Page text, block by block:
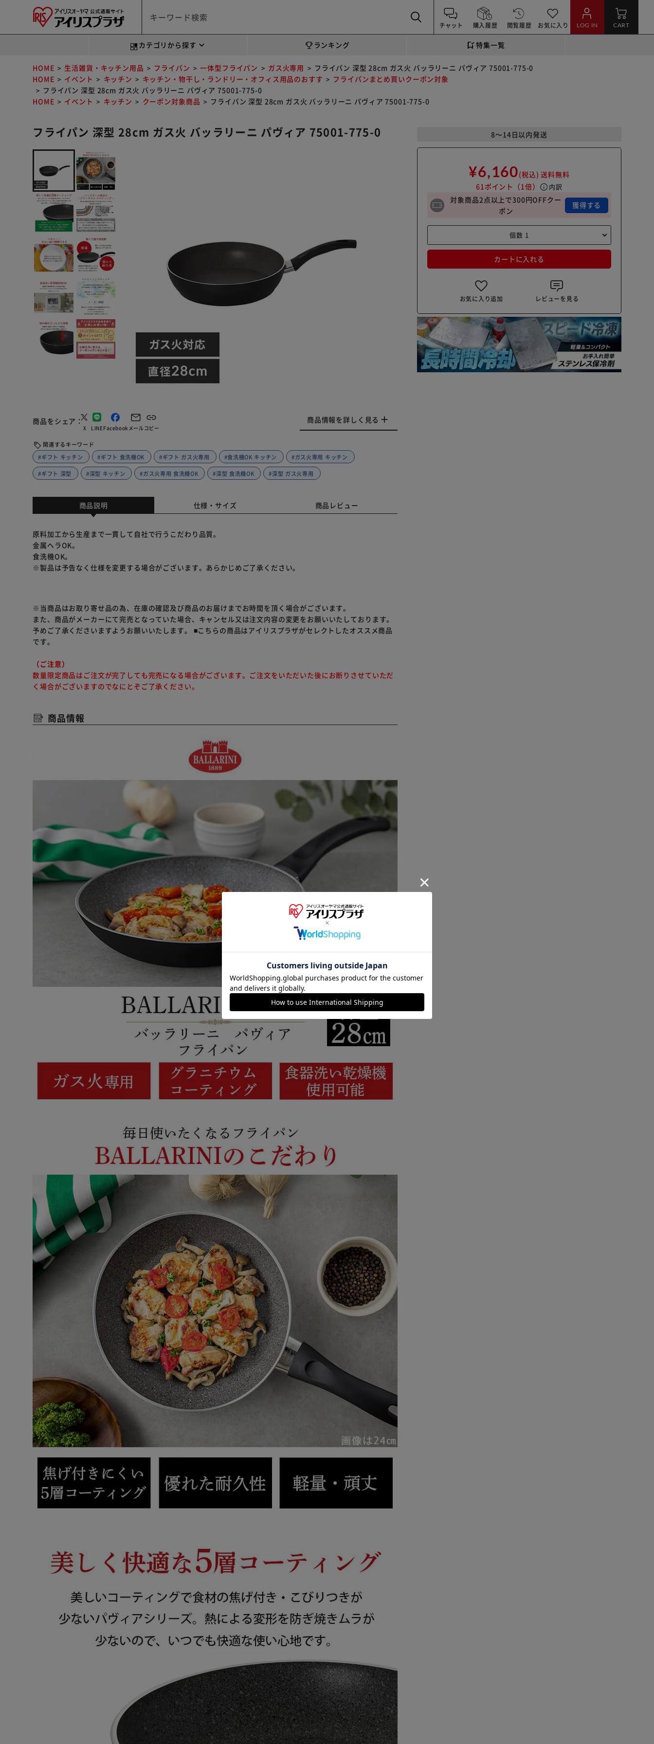
チャット 購入履歴 閲覧履歴 お気に入り LOG IN CART
カテゴリから探す ランキング 特集一覧
HOME 生活雑貨・キッチン用品 フライパン 一体型フライパン ガス火専用
フライパン 深型 28cm ガス火 バッラリーニ パヴィア 75001-775-0
HOME
イベント キッチン キッチン・物干し・ランドリー・オフィス用品のおすす
フライパンまとめ買いクーポン対象
フライパン 深型 28cm ガス火 バッラリーニ パヴィア 75001-775-0
HOME
イベント キッチン クーポン対象商品 フライパン 深型 28cm ガス火 バッラリーニ パヴィア 75001-775-0
フライパン 深型 28cm ガス火 バッラリーニ パヴィア 75001-775-0
商品をシェア
X LINEFacebookメールコピー
商品情報を詳しく見る
関連するキーワード
#ギフト キッチン
#ギフト 食洗機OK #ギフト ガス火専用 #食洗機OK キッチン #ガス火専用 キッチン
#ギフト 深型 #深型 キッチン #ガス火専用 食洗機OK #深型 食洗機OK #深型 ガス火専用
8～14日以内発送
¥6,160(税込) 送料無料
61ポイント （1倍） info 内訳
対象商品2点以上で300円OFFクー
ポン
獲得する
カートに入れる
お気に入り追加 レビューを見る
商品説明 仕様・サイズ 商品レビュー
原料加工から生産まで一貫して自社で行うこだわり品質。
金属ヘラOK。
食洗機OK。
※製品は予告なく仕様を変更する場合がございます。あらかじめご了承ください。
※当商品はお取り寄せ品の為、在庫の確認及び商品のお届けまでお時間を頂く場合がございます。
また、商品がメーカーにて完売となっていた場合、キャンセル又は注文内容の変更をお願いいたしております。
予めご了承くださいますようお願いいたします。 ■こちらの商品はアイリスプラザがセレクトしたオススメ商品
です。
（ご注意）
数量限定商品はご注文が完了しても完売になる場合がございます。ご注文をいただいた後にお断りさせていただ
く場合がございますのでなにとぞご了承ください。
商品情報
※ご確認ください